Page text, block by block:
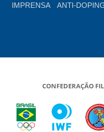
IMPRENSA ANTI-
CONFEDERAÇÃO